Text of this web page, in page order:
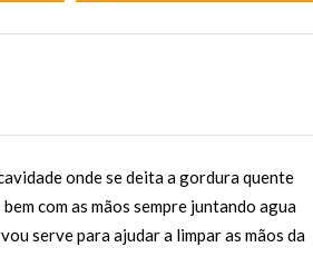
onde se deita a gordura quente
com as mãos sempre juntando agua
serve para ajudar a limpar as mãos da